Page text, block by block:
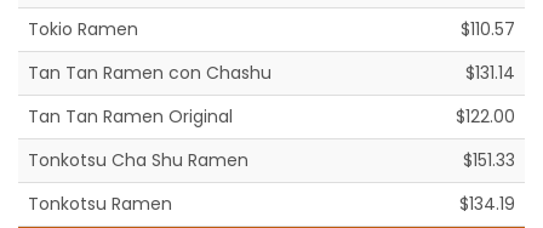
Tokio Ramen
$110.57
Tan Tan Ramen con Chashu
$131.14
Tan Tan Ramen Original
$122.00
Tonkotsu Cha Shu Ramen
$151.33
Tonkotsu Ramen
$134.19